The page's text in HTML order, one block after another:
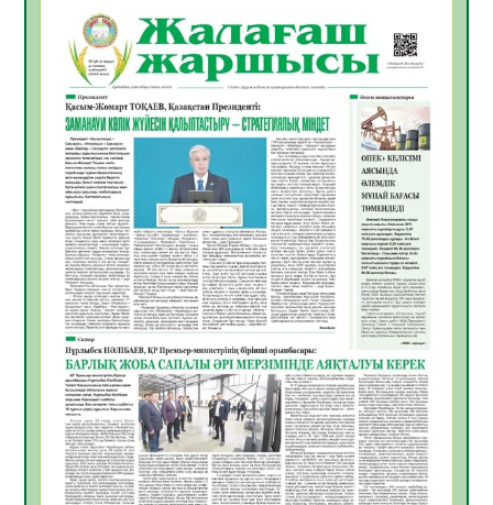
Қазақстандықтардың 72,3%-ы жаңа
Құрылтай үшін дауыс беруге дайын
05.08.2026
21
ӘРБІР ДАУЫС – ҚОҒАМ ДАМУЫНА
ҚОСЫЛҒАН ҮЛЕС
05.08.2026
27
ҚҰРЫЛТАЙ САЙЛАУЫ – БІРЛІК ПЕН
ЖАУАПКЕРШІЛІККЕ БАСТАЙТЫН ҚАДАМ
05.08.2026
26
Мектептен – Ұлттық ұлан сапына
04.08.2026
36
Үкіметтік емес ұйымдарға арналған
сыйлықақы конкурсына өтінім қабылдау
басталды
04.08.2026
40
Үкіметте Президенттің отандық тауарды
қолдау жөніндегі тапсырмаларының